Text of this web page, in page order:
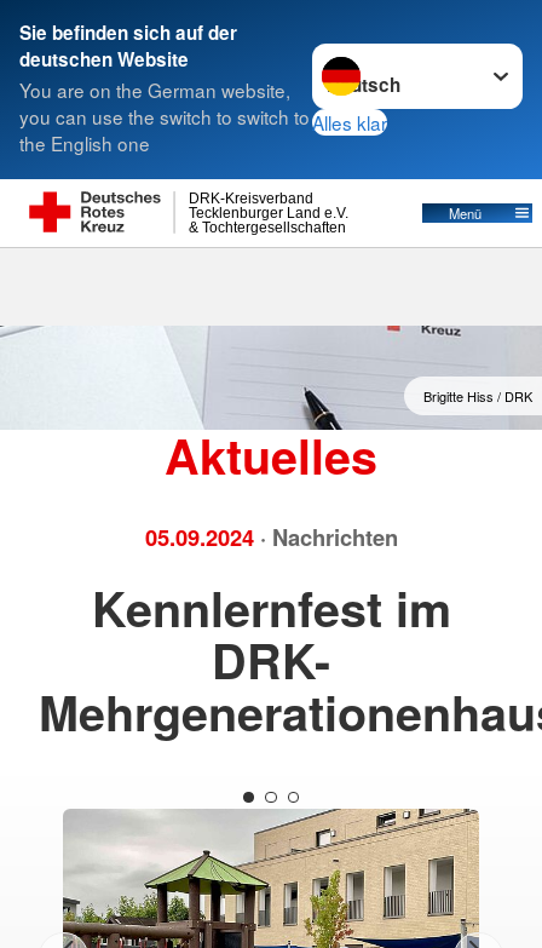
Sie befinden sich auf der
deutschen Website
You are on the German website,
you can use the switch to switch to
the English one
Sprache wechseln zu
Alles klar
& Tochtergesellschaften
Tecklenburger Land e.V.
DRK-Kreisverband
Menü
Suche
Aktuelles
Brigitte Hiss / DRK
Aktuelles
05.09.2024 · Nachrichten
Kennlernfest im
DRK-